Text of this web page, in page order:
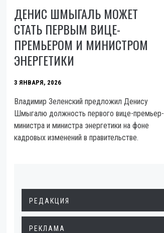
ДЕНИС ШМЫГАЛЬ МОЖЕТ
СТАТЬ ПЕРВЫМ ВИЦЕ-
ПРЕМЬЕРОМ И МИНИСТРОМ
ЭНЕРГЕТИКИ
3 ЯНВАРЯ, 2026
Владимир Зеленский предложил Денису
Шмыгалю должность первого вице-премьер-
министра и министра энергетики на фоне
кадровых изменений в правительстве.
РЕДАКЦИЯ
РЕКЛАМА